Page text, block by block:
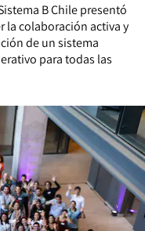
B Chile presentó
la colaboración activa y
de un sistema
para todas las